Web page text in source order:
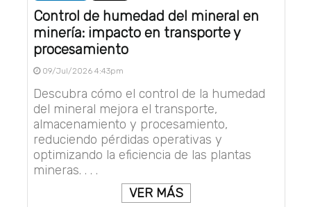
Control de humedad del mineral en
minería: impacto en transporte y
procesamiento
09/Jul/2026 4:43pm
Descubra cómo el control de la humedad
del mineral mejora el transporte,
almacenamiento y procesamiento,
reduciendo pérdidas operativas y
optimizando la eficiencia de las plantas
mineras. . . .
VER MÁS